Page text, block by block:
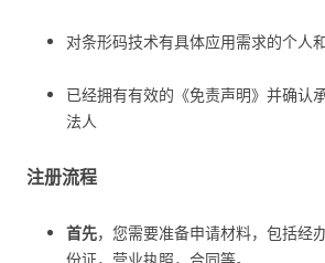
对条形码技术有具体应用需求的个人
已经拥有有效的《免责声明》并确认
法人
注册流程
首先，您需要准备申请材料，包括经